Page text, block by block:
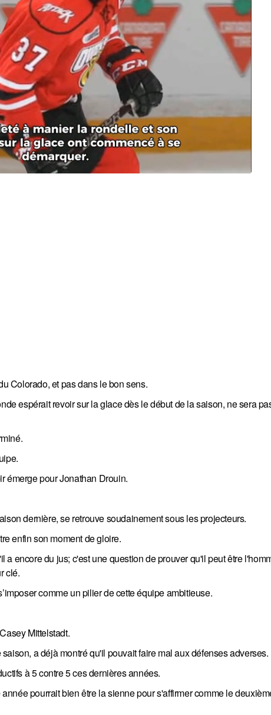
Colorado, et pas dans le bon sens.
espérait revoir sur la glace dès le début de la saison, ne sera
émerge pour Jonathan Drouin.
dernière, se retrouve soudainement sous les projecteurs.
enfin son moment de gloire.
a encore du jus; c'est une question de prouver qu'il peut être
clé.
comme un pilier de cette équipe ambitieuse.
Mittelstadt.
a déjà montré qu'il pouvait faire mal aux défenses adverses.
à 5 contre 5 ces dernières années.
pourrait bien être la sienne pour s'affirmer comme le